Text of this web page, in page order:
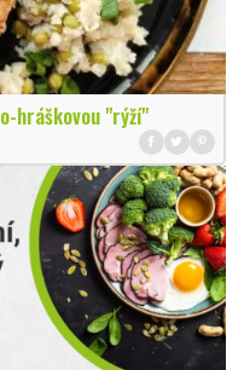
hráškovou "rýží"